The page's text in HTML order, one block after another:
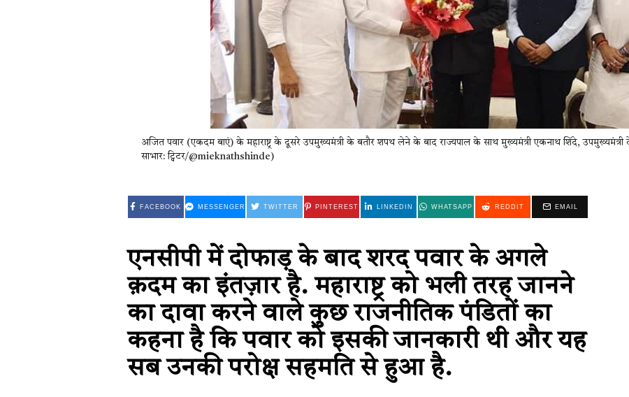
अजित पवार (एकदम बाएं) के महाराष्ट्र के दूसरे उपमुख्यमंत्री के बतौर शपथ लेने के बाद राज्यपाल के साथ मुख्यमंत्री एकनाथ शिंदे,
साभार: ट्विटर/@mieknathshinde)
FACEBOOK MESSENGER TWITTER PINTEREST LINKEDIN WHATSAPP REDDIT EMAIL
एनसीपी में दोफाड़ के बाद शरद पवार के अगले
क़दम का इंतज़ार है. महाराष्ट्र को भली तरह जानने
का दावा करने वाले कुछ राजनीतिक पंडितों का
कहना है कि पवार को इसकी जानकारी थी और यह
सब उनकी परोक्ष सहमति से हुआ है.